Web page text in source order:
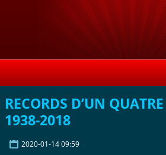
RECORDS D’UN
1938-2018
2020-01-14 09:59